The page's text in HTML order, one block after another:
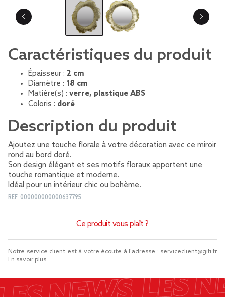
Caractéristiques du produit
Épaisseur : 2 cm
Diamètre : 18 cm
Matière(s) : verre, plastique ABS
Coloris : doré
Description du produit
Ajoutez une touche florale à votre décoration avec ce miroir
rond au bord doré.
Son design élégant et ses motifs floraux apportent une
touche romantique et moderne.
Idéal pour un intérieur chic ou bohème.
REF. 000000000000637795
Ce produit vous plaît ?
Notre service client est à votre écoute à l'adresse : serviceclient@gifi.fr
En savoir plus...